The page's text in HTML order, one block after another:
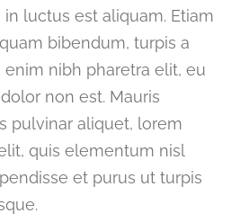
luctus est aliquam. Etiam
bibendum, turpis a
nibh pharetra elit, eu
non est. Mauris
pulvinar aliquet, lorem
quis elementum nisl
et purus ut turpis